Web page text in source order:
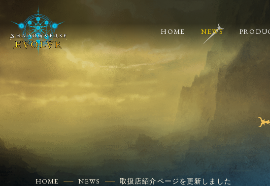
HOME NEWS
HOME NEWS 取扱店紹介ページを更新しました